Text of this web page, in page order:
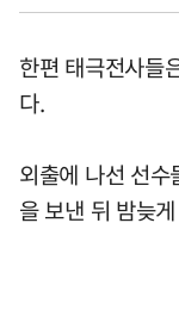
한편 태극전사들
다.
외출에 나선 선
을 보낸 뒤 밤늦